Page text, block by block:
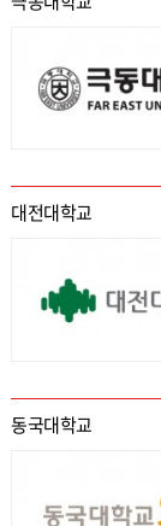
대전대학교
동국대학교